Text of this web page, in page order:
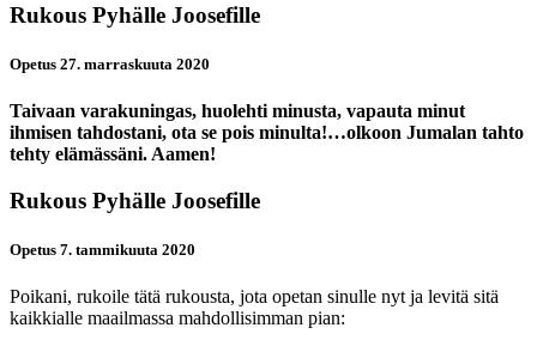
Rukous Pyhälle Joosefille
Opetus 27. marraskuuta 2020
Taivaan varakuningas, huolehti minusta, vapauta minut
ihmisen tahdostani, ota se pois minulta!…olkoon Jumalan tahto
tehty elämässäni. Aamen!
Rukous Pyhälle Joosefille
Opetus 7. tammikuuta 2020
Poikani, rukoile tätä rukousta, jota opetan sinulle nyt ja levitä sitä
kaikkialle maailmassa mahdollisimman pian: